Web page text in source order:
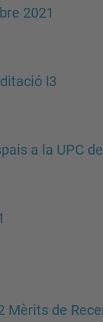
2021
I3
a la UPC
Mèrits de